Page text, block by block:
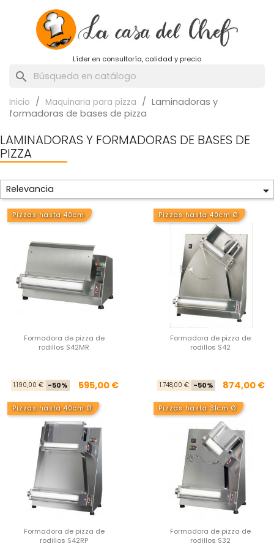
Líder en consultoría, calidad y precio
search
Inicio Maquinaria para pizza
Laminadoras y
formadoras de bases de pizza
LAMINADORAS Y FORMADORAS DE BASES DE
PIZZA
Relevancia 
Pizzas hasta 40cm
Formadora de pizza de
rodillos S42MR
Precio base
1.190,00 € -50% Precio
595,00 €
Pizzas hasta 40cm Ø
Formadora de pizza de
rodillos S42
1.748,00 € -50% 874,00 €
Pizzas hasta 40cm Ø
Formadora de pizza de
rodillos S42RP
Pizzas hasta 31cm Ø
Formadora de pizza de
rodillos S32